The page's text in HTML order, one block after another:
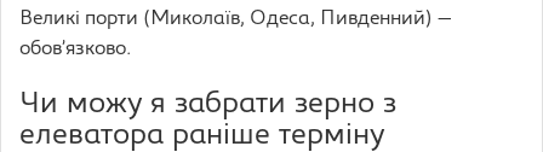
Великі порти (Миколаїв, Одеса, Пивденний) —
обов’язково.
Чи можу я забрати зерно з
елеватора раніше терміну